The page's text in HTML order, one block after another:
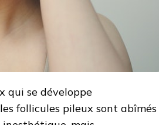
qui se développe
follicules pileux sont abîmés